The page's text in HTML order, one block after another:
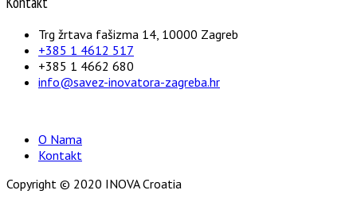
Trg žrtava fašizma 14, 10000 Zagreb
+385 1 4612 517
+385 1 4662 680
info@savez-inovatora-zagreba.hr
O Nama
Kontakt
Copyright © 2020 INOVA Croatia